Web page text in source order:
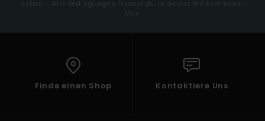
haben - Alle Bedingungen findest du in deiner Willkommens-
Mail
Finde einen Shop Kontaktiere Uns